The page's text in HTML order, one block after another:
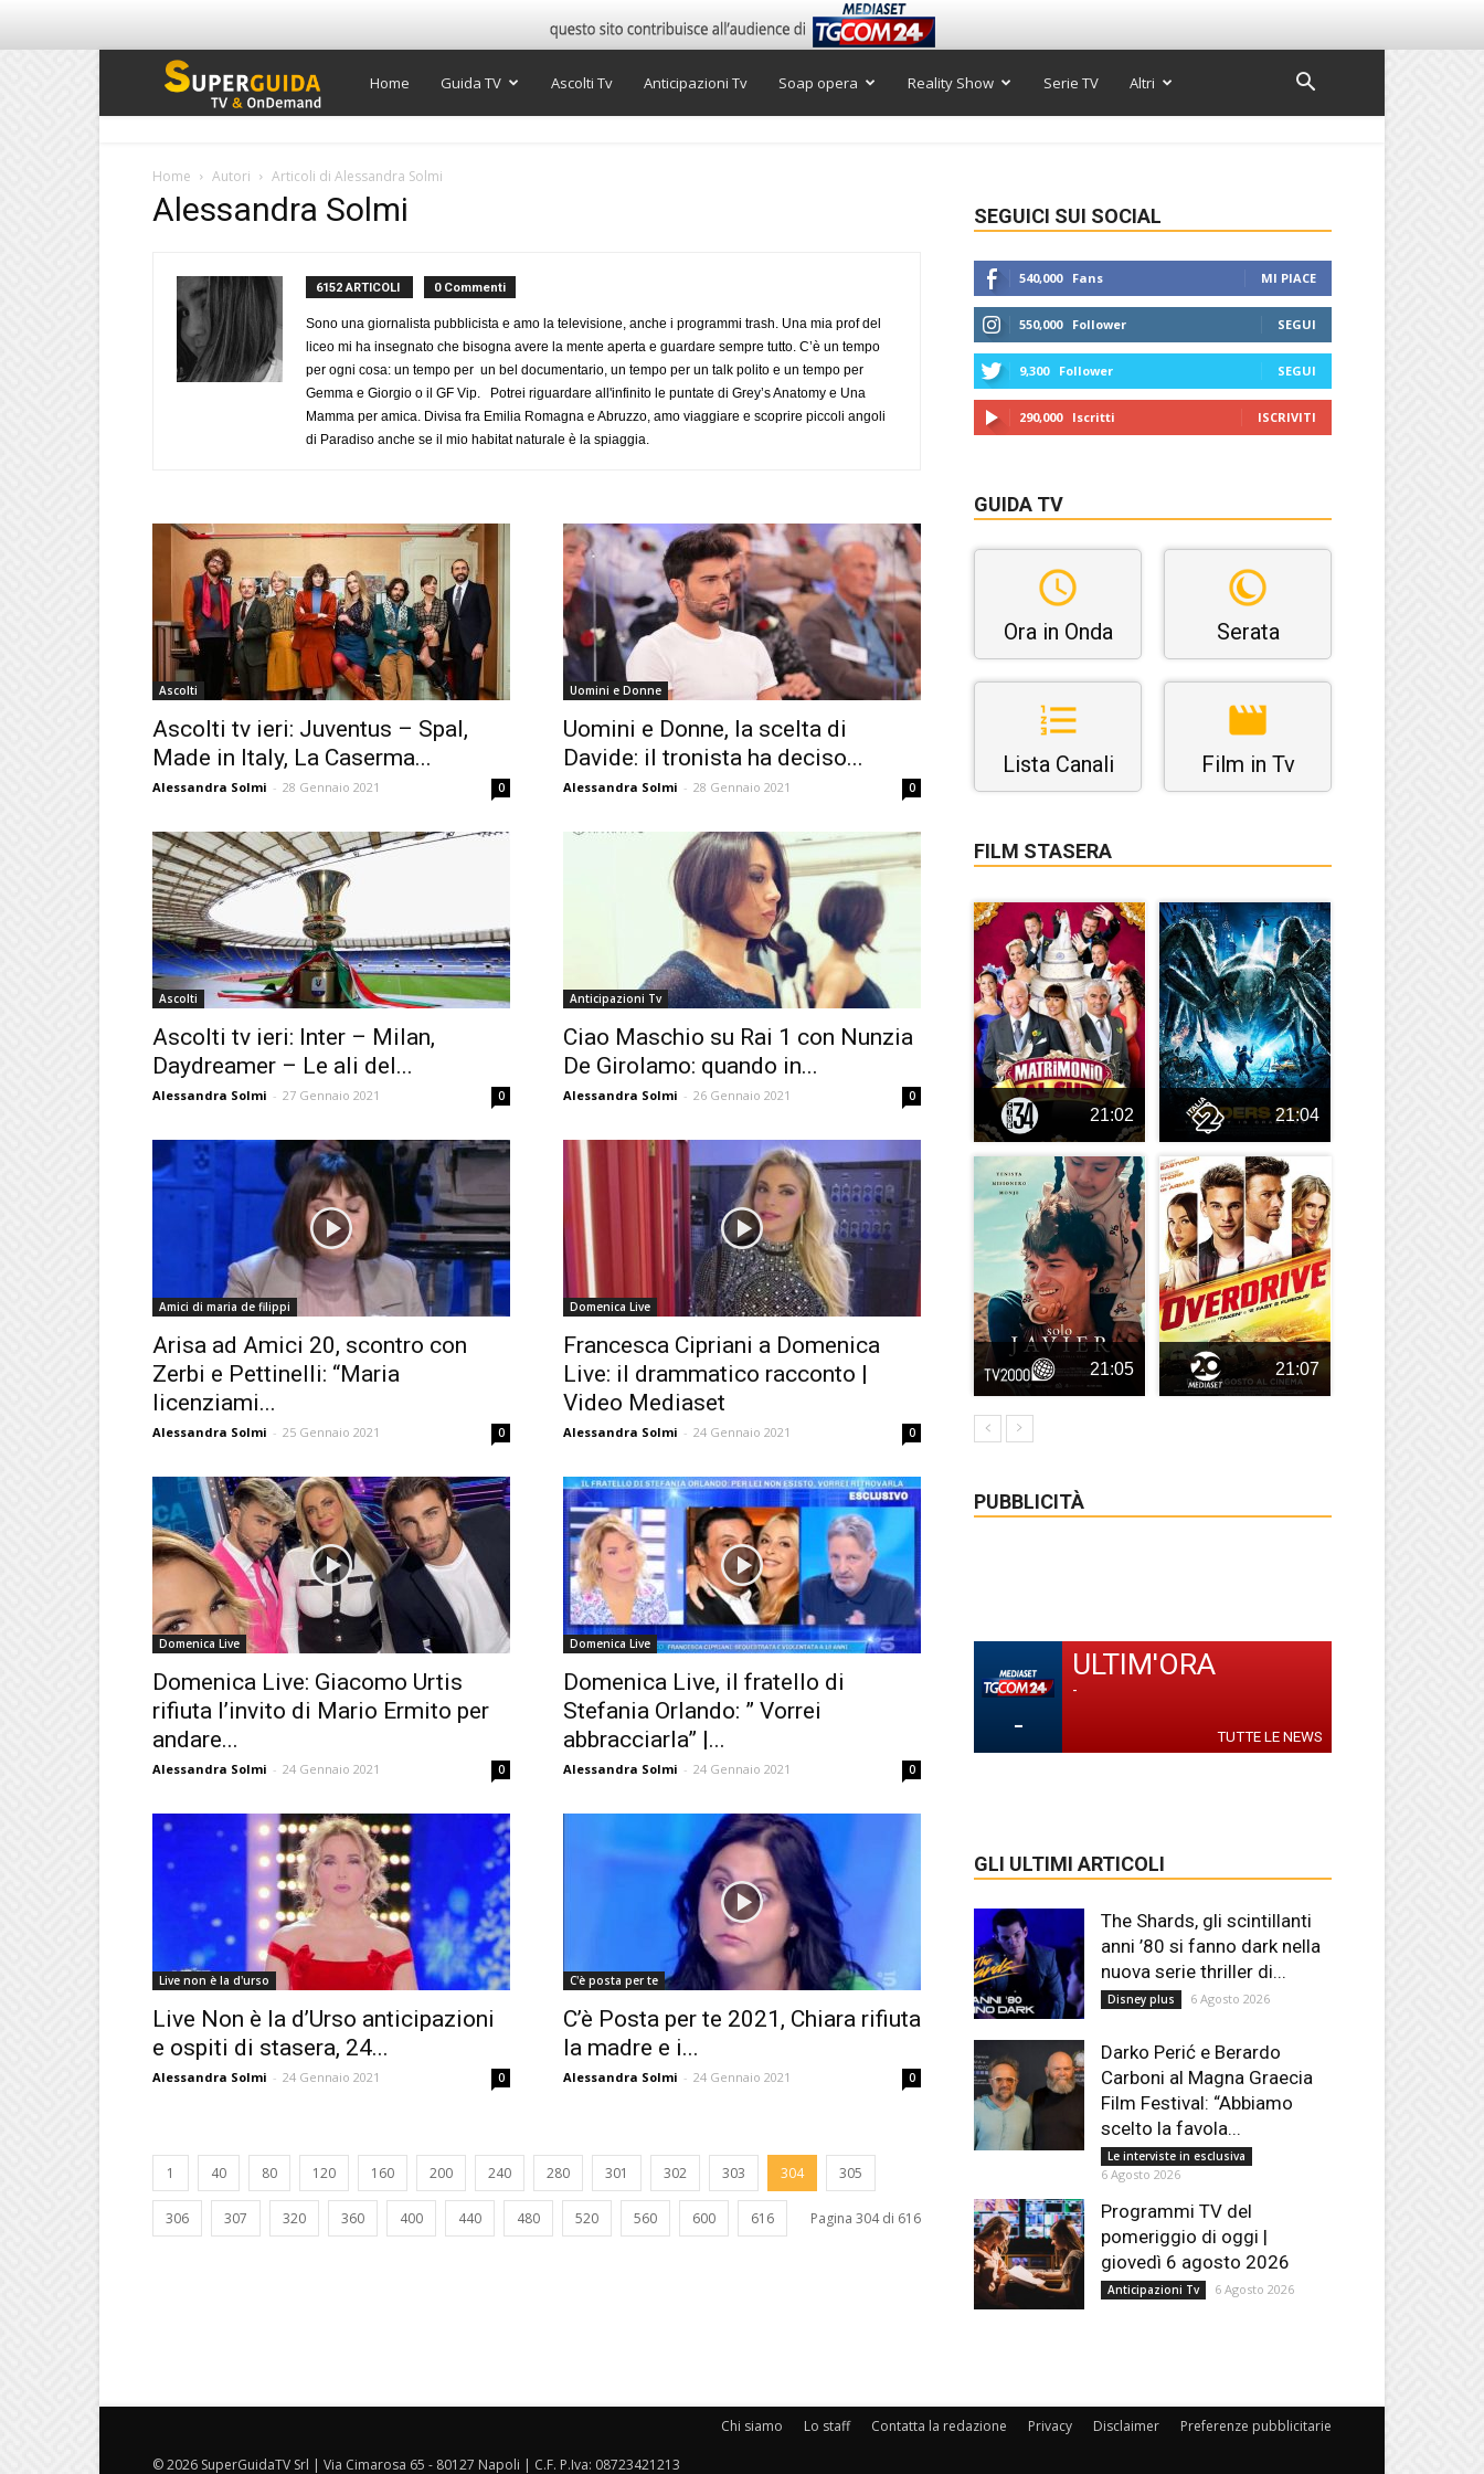
Super
TV
Home Guida TV Ascolti Tv Anticipazioni Tv Soap opera Reality Show Serie TV Altri
Home Autori Articoli di Alessandra Solmi
Alessandra Solmi
6152 ARTICOLI 0 Commenti
Sono una giornalista pubblicista e amo la televisione, anche i programmi trash. Una mia prof del
liceo mi ha insegnato che bisogna avere la mente aperta e guardare sempre tutto. C’è un tempo
per ogni cosa: un tempo per un bel documentario, un tempo per un talk polito e un tempo per
Gemma e Giorgio o il GF Vip. Potrei riguardare all'infinito le puntate di Grey’s Anatomy e Una
Mamma per amica. Divisa fra Emilia Romagna e Abruzzo, amo viaggiare e scoprire piccoli angoli
di Paradiso anche se il mio habitat naturale è la spiaggia.
Ascolti
Ascolti tv ieri: Juventus – Spal,
Made in Italy, La Caserma...
Alessandra Solmi - 28 Gennaio 2021 0
Uomini e Donne
Uomini e Donne, la scelta di
Davide: il tronista ha deciso...
Alessandra Solmi - 28 Gennaio 2021 0
Ascolti
Ascolti tv ieri: Inter – Milan,
Daydreamer – Le ali del...
Alessandra Solmi - 27 Gennaio 2021 0
Anticipazioni Tv
Ciao Maschio su Rai 1 con Nunzia
De Girolamo: quando in...
Alessandra Solmi - 26 Gennaio 2021 0
Amici di maria de filippi
Arisa ad Amici 20, scontro con
Zerbi e Pettinelli: “Maria
licenziami...
Alessandra Solmi - 25 Gennaio 2021 0
Domenica Live
Francesca Cipriani a Domenica
Live: il drammatico racconto |
Video Mediaset
Alessandra Solmi - 24 Gennaio 2021 0
Domenica Live
Domenica Live: Giacomo Urtis
rifiuta l’invito di Mario Ermito per
andare...
Alessandra Solmi - 24 Gennaio 2021 0
Domenica Live
Domenica Live, il fratello di
Stefania Orlando: ” Vorrei
abbracciarla” |...
Alessandra Solmi - 24 Gennaio 2021 0
Live non è la d'urso
Live Non è la d’Urso anticipazioni
e ospiti di stasera, 24...
Alessandra Solmi - 24 Gennaio 2021 0
C'è posta per te
C’è Posta per te 2021, Chiara rifiuta
la madre e i...
Alessandra Solmi - 24 Gennaio 2021 0
1 40 80 120 160 200 240 280 301 302 303 304 305
306 307 320 360 400 440 480 520 560 600 616 Pagina 304 di 616
SEGUICI SUI SOCIAL
540,000 Fans MI PIACE
550,000 Follower SEGUI
9,300 Follower SEGUI
290,000 Iscritti ISCRIVITI
GUIDA TV
Ora in Onda Serata
Lista Canali Film in Tv
FILM STASERA
21:02 21:04
21:05 21:07
PUBBLICITÀ
-
ULTIM'ORA
-
TUTTE LE NEWS
GLI ULTIMI ARTICOLI
The Shards, gli scintillanti
anni ’80 si fanno dark nella
nuova serie thriller di...
Disney plus 6 Agosto 2026
Darko Perić e Berardo
Carboni al Magna Graecia
Film Festival: “Abbiamo
scelto la favola...
Le interviste in esclusiva
6 Agosto 2026
Programmi TV del
pomeriggio di oggi |
giovedì 6 agosto 2026
Anticipazioni Tv 6 Agosto 2026
Chi siamo Lo staff Contatta la redazione Privacy Disclaimer Preferenze pubblicitarie
© 2026 SuperGuidaTV Srl | Via Cimarosa 65 - 80127 Napoli | C.F. P.Iva: 08723421213